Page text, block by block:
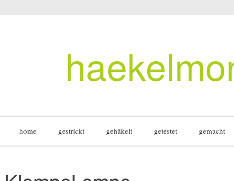
home gestrickt gehäkelt getestet gemacht